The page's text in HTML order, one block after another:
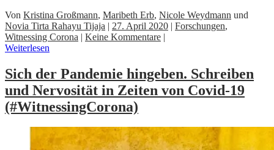
Von Kristina Großmann, Maribeth Erb, Nicole Weydmann und
Novia Tirta Rahayu Tijaja | 27. April 2020 | Forschungen,
Witnessing Corona | Keine Kommentare |
Weiterlesen
Sich der Pandemie hingeben. Schreiben
und Nervosität in Zeiten von Covid-19
(#WitnessingCorona)